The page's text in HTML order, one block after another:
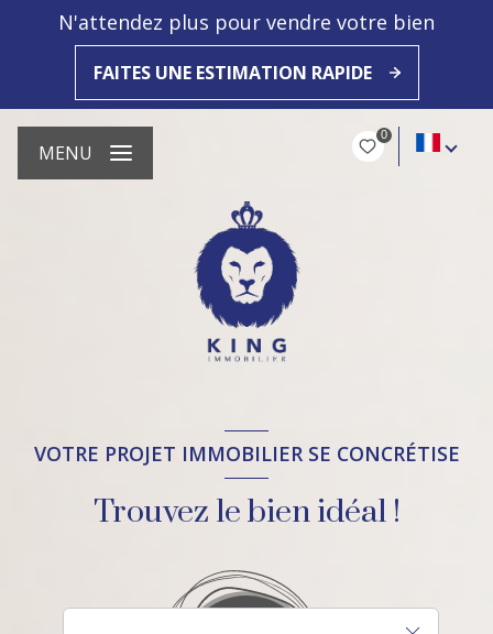
N'attendez plus pour vendre votre bien
FAITES UNE ESTIMATION RAPIDE
0
MENU
VOTRE PROJET IMMOBILIER SE CONCRÉTISE
Trouvez le bien idéal !